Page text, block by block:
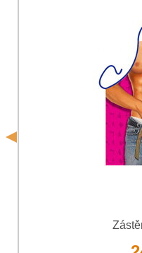
Souhlasím se
odeslání formuláře.
společnosti